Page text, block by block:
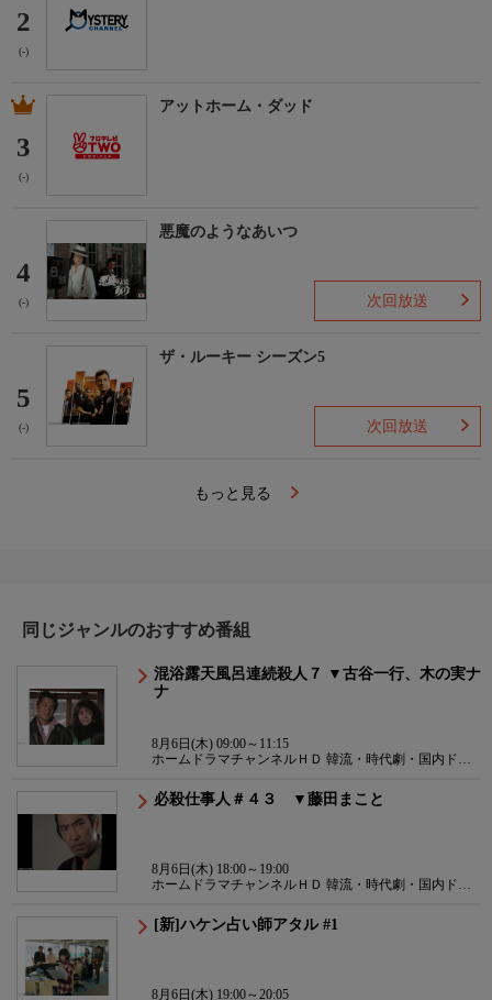
2
(-)
3
(-)
アットホーム・ダッド
4
(-)
悪魔のようなあいつ
次回放送
5
(-)
ザ・ルーキー シーズン5
次回放送
もっと見る
同じジャンルのおすすめ番組
混浴露天風呂連続殺人７ ▼古谷一行、木の実ナ
ナ
8月6日(木) 09:00～11:15
ホームドラマチャンネルＨＤ 韓流・時代劇・国内ドラ
必殺仕事人＃４３ ▼藤田まこと
8月6日(木) 18:00～19:00
ホームドラマチャンネルＨＤ 韓流・時代劇・国内ドラ
[新]ハケン占い師アタル #1
8月6日(木) 19:00～20:05